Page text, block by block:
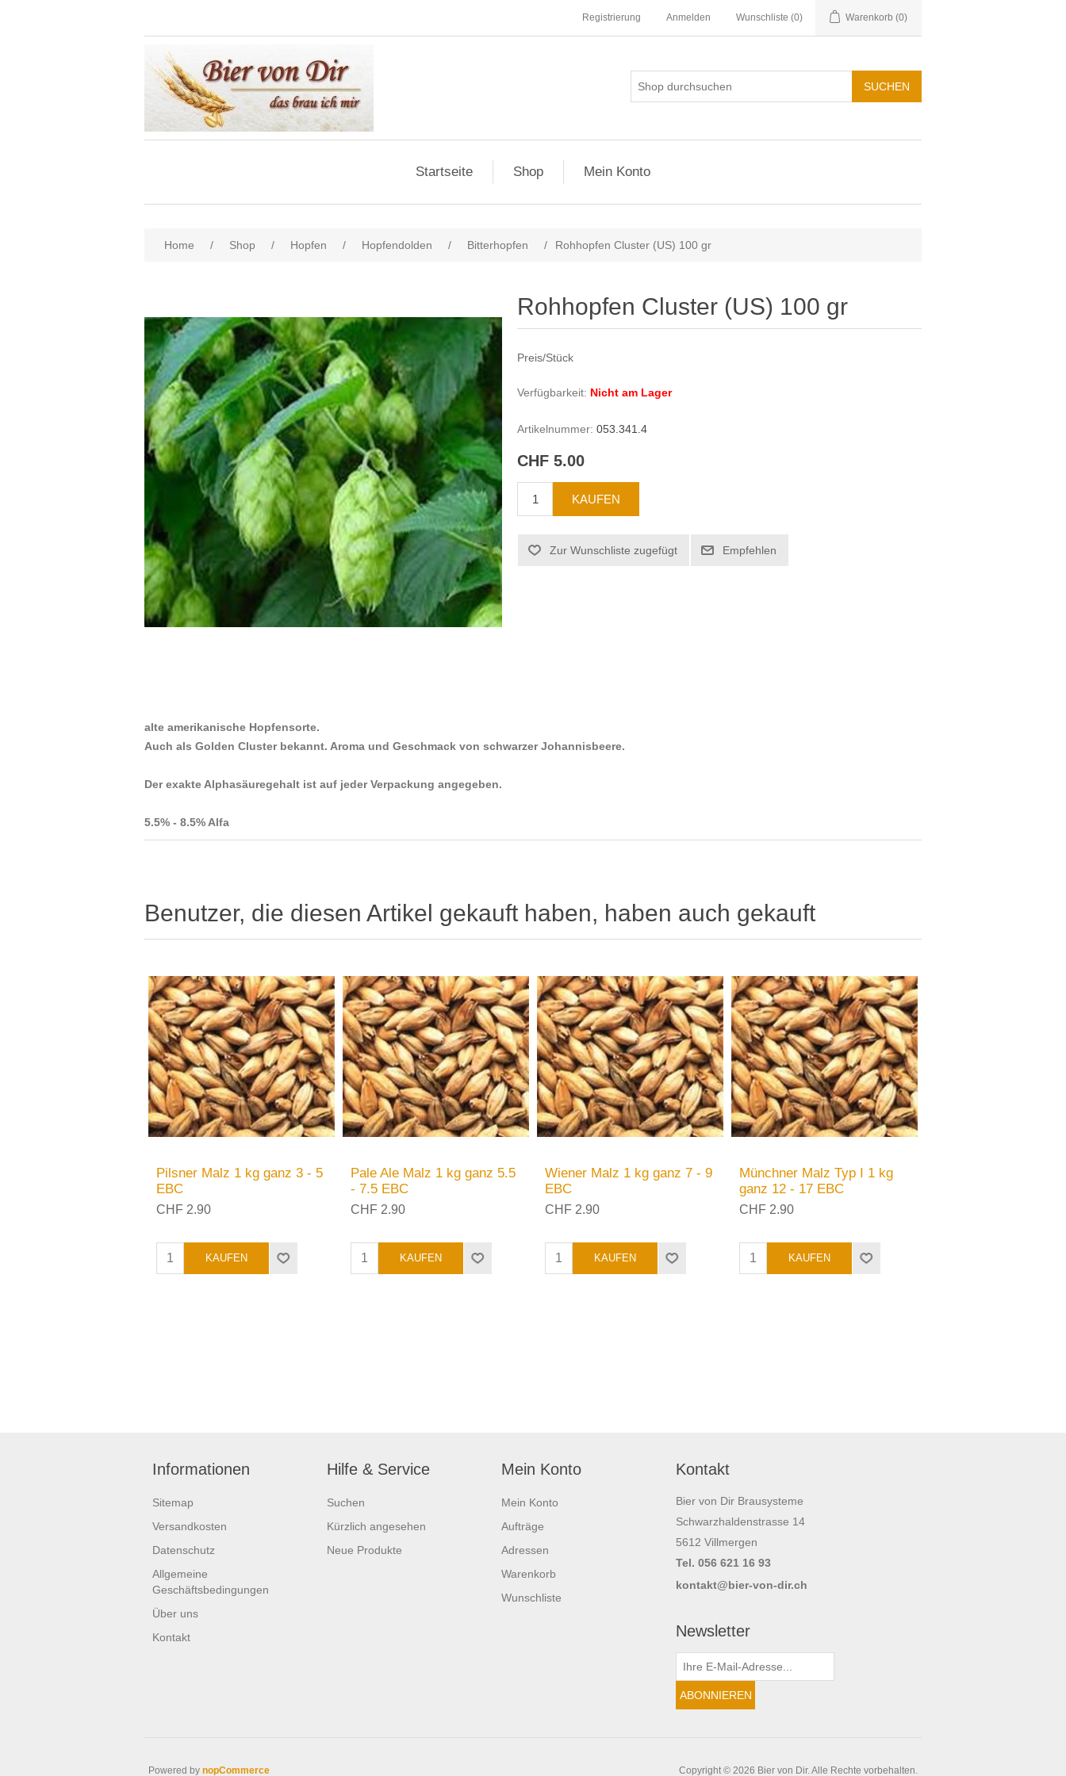
Registrierung Anmelden Wunschliste (0) Warenkorb (0)
Startseite Shop Mein Konto
Home / Shop / Hopfen / Hopfendolden / Bitterhopfen / Rohhopfen Cluster (US) 100 gr
Rohhopfen Cluster (US) 100 gr
Preis/Stück
Verfügbarkeit: Nicht am Lager
Artikelnummer: 053.341.4
CHF 5.00
alte amerikanische Hopfensorte.
Auch als Golden Cluster bekannt. Aroma und Geschmack von schwarzer Johannisbeere.
Der exakte Alphasäuregehalt ist auf jeder Verpackung angegeben.
5.5% - 8.5% Alfa
Benutzer, die diesen Artikel gekauft haben, haben auch gekauft
Pilsner Malz 1 kg ganz 3 - 5
EBC
CHF 2.90
Pale Ale Malz 1 kg ganz 5.5
- 7.5 EBC
CHF 2.90
Wiener Malz 1 kg ganz 7 - 9
EBC
CHF 2.90
Münchner Malz Typ I 1 kg
ganz 12 - 17 EBC
CHF 2.90
Informationen
Sitemap
Versandkosten
Datenschutz
Allgemeine
Geschäftsbedingungen
Über uns
Kontakt
Hilfe & Service
Suchen
Kürzlich angesehen
Neue Produkte
Mein Konto
Mein Konto
Aufträge
Adressen
Warenkorb
Wunschliste
Kontakt
Bier von Dir Brausysteme
Schwarzhaldenstrasse 14
5612 Villmergen
Tel. 056 621 16 93
kontakt@bier-von-dir.ch
Newsletter
Copyright © 2026 Bier von Dir. Alle Rechte vorbehalten.
Powered by nopCommerce